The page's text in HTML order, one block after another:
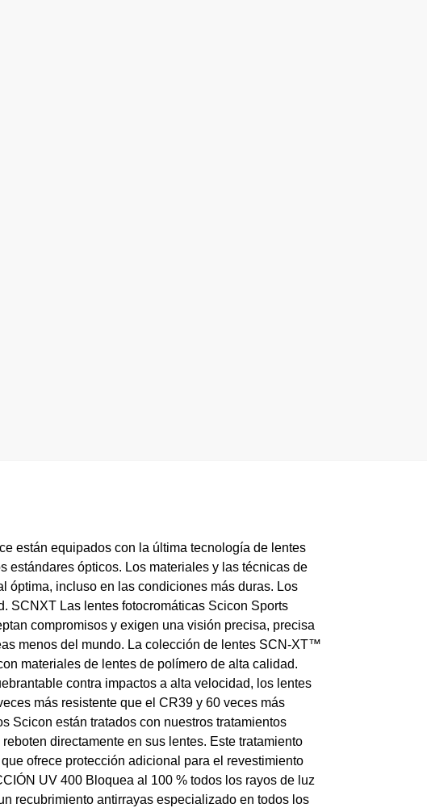
están equipados con la última tecnología de lentes
estándares ópticos. Los materiales y las técnicas de
óptima, incluso en las condiciones más duras. Los
SCNXT Las lentes fotocromáticas Scicon Sports
compromisos y exigen una visión precisa, precisa
menos del mundo. La colección de lentes SCN-XT™
materiales de lentes de polímero de alta calidad.
contra impactos a alta velocidad, los lentes
más resistente que el CR39 y 60 veces más
Scicon están tratados con nuestros tratamientos
directamente en sus lentes. Este tratamiento
ofrece protección adicional para el revestimiento
UV 400 Bloquea al 100 % todos los rayos de luz
recubrimiento antirrayas especializado en todos los